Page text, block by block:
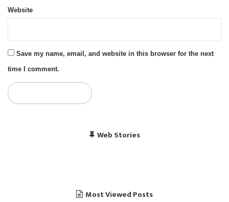
Website
Save my name, email, and website in this browser for the next
time I comment.
Web Stories
विराट कोहली की सेंचुरी से
भारत बनाम पाकिस्तान, हेड
पाकिस्तान में बजा भारत का
चैंपियंस ट्रॉफी 2025 में
Most Viewed Posts